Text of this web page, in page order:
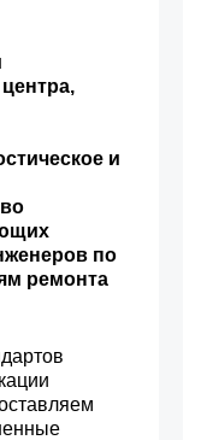
и
по
ремонта